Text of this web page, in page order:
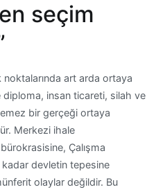
seçim
art arda ortaya
insan ticareti, silah ve
bir gerçeği ortaya
Merkezi ihale
Çalışma
kadar devletin tepesine
olaylar değildir. Bu